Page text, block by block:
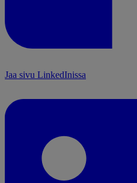
Jaa sivu LinkedInissa